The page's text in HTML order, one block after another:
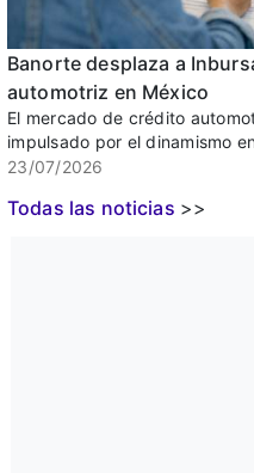
Banorte desplaza a
automotriz en México
El mercado de crédito
impulsado por el dinamismo
23/07/2026
Todas las noticias >>